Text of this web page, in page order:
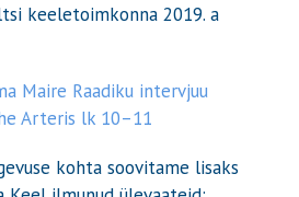
keeletoimkonna 2019. a
Maire Raadiku intervjuu
Arteris lk 10–11
kohta soovitame lisaks